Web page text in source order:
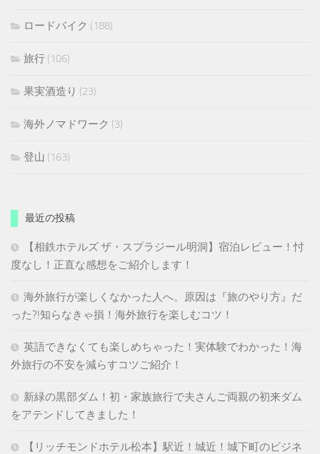
ロードバイク (188)
旅行 (106)
果実酒造り (23)
海外ノマドワーク (3)
登山 (163)
最近の投稿
【相鉄ホテルズ ザ・スプラジール明洞】宿泊レビュー！忖
度なし！正直な感想をご紹介します！
海外旅行が楽しくなかった人へ。原因は『旅のやり方』だ
った?!知らなきゃ損！海外旅行を楽しむコツ！
英語できなくても楽しめちゃった！実体験でわかった！海
外旅行の不安を減らすコツご紹介！
新緑の黒部ダム！初・家族旅行で夫さんご両親の初来ダム
をアテンドしてきました！
【リッチモンドホテル松本】駅近！城近！城下町のビジネ